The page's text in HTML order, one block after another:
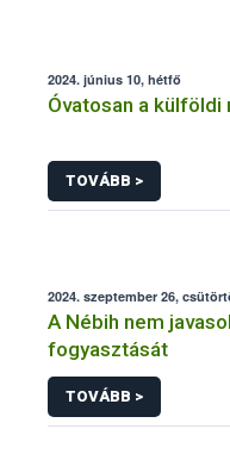
2024. június 10, hétfő
Óvatosan a külföldi
TOVÁBB >
2024. szeptember 26,
A Nébih nem
fogyasztását
TOVÁBB >